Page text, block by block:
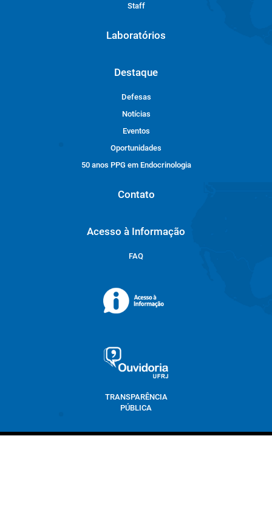
Staff
Laboratórios
Destaque
Defesas
Notícias
Eventos
Oportunidades
50 anos PPG em Endocrinologia
Contato
Acesso à Informação
FAQ
TRANSPARÊNCIA
PÚBLICA